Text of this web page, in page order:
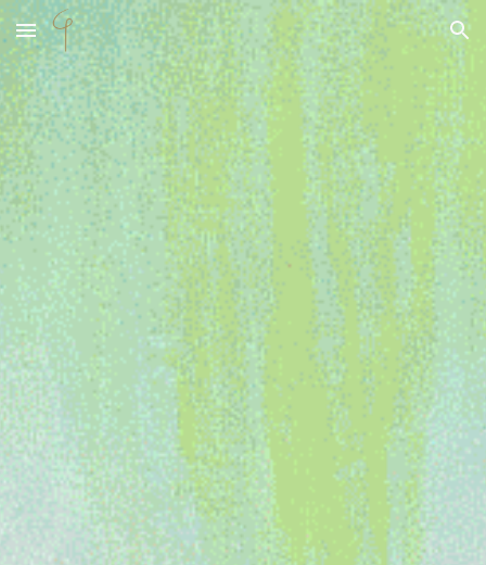
Skip to main content Skip to navigation